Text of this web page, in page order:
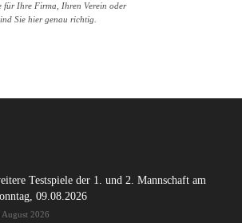
für Ihre Firma, Ihren Verein oder
Sie hier genau richtig.
Testspiele der 1. und 2. Mannschaft am
09.08.2026
August 2026